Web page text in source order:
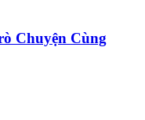
Chuyện Cùng